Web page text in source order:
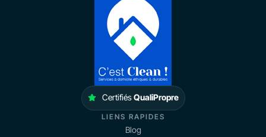
CertifiésQualiPropre
LIENS RAPIDES
Blog